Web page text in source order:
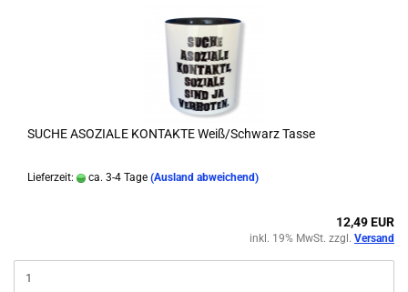
SUCHE ASOZIALE KONTAKTE Weiß/Schwarz Tasse
Lieferzeit: ca. 3-4 Tage (Ausland abweichend)
12,49 EUR
inkl. 19% MwSt. zzgl. Versand